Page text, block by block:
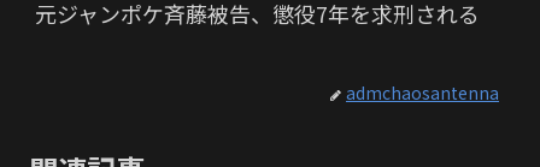
元ジャンポケ斉藤被告、懲役7年を求刑される
admchaosantenna